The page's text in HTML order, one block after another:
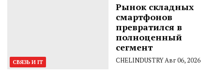
СВЯЗЬ И IT
Рынок складных
смартфонов
превратился в
полноценный
сегмент
CHELINDUSTRYАвг 06, 2026